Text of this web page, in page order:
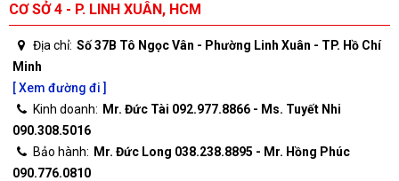
CƠ SỞ 4 - P. LINH XUÂN, HCM
Địa chỉ: Số 37B Tô Ngọc Vân - Phường Linh Xuân - TP. Hồ Chí
Minh
[ Xem đường đi ]
Kinh doanh: Mr. Đức Tài 092.977.8866 - Ms. Tuyết Nhi
090.308.5016
Bảo hành: Mr. Đức Long 038.238.8895 - Mr. Hồng Phúc
090.776.0810